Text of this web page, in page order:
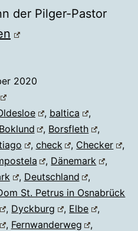
der Pilger-Pastor
2020
, baltica
,
Boklund , Borsfleth
,
, check , Checker
,
, Dänemark
,
, Deutschland
,
St. Petrus in Osnabrück
, Dyckburg , Elbe
,
, Fernwanderweg
,